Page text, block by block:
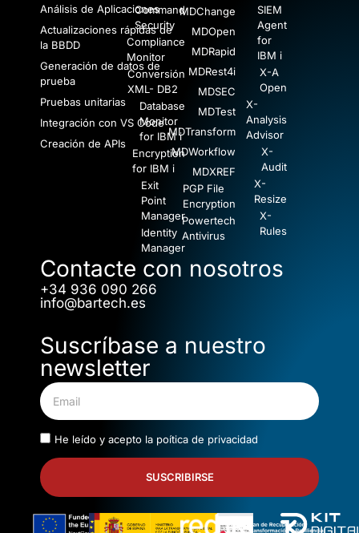
Análisis de Aplicaciones
Actualizaciones rápidas de
la BBDD
Generación de datos de
prueba
Pruebas unitarias
Integración con VS Code
Creación de APIs
Command
Security
Compliance
Monitor
Conversión
XML- DB2
Database
Monitor
for IBM i
Encryption
for IBM i
Exit
Point
Manager
Identity
Manager
MDChange
MDOpen
MDRapid
MDRest4i
MDSEC
MDTest
MDTransform
MDWorkflow
MDXREF
PGP File
Encryption
Powertech
Antivirus
SIEM
Agent
for
IBM i
X-A
Open
X-
Analysis
Advisor
X-
Audit
X-
Resize
X-
Rules
Contacte con nosotros
+34 936 090 266
info@bartech.es
Suscríbase a nuestro
newsletter
He leído y acepto la poítica de privacidad
SUSCRIBIRSE